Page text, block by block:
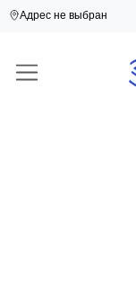
Адрес не выбран